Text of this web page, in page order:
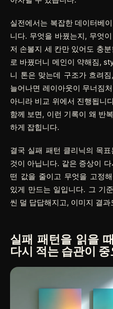
실전에서는 복잡한 데이터베
니다. 무엇을 바꿨는지, 무엇
저 손볼지 세 칸만 있어도 충
로 바꿨더니 메인이 약해짐,
니 톤은 맞는데 구조가 흐려짐,
늘어나면 레이아웃이 무너짐
아니라 비교 위에서 진행됩니
함께 보면, 이런 기록이 왜 반
하게 잡힙니다.
결국 실패 패턴 클리닉의 목
것이 아닙니다. 같은 증상이
떤 값을 줄이고 무엇을 고정
있게 만드는 일입니다. 그 기
씬 덜 답답해지고, 이미지 결
실패 패턴을 읽을
다시 적는 습관이